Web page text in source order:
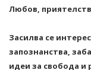
Любов,
Засилва се
запознанства,
идеи за свобода и